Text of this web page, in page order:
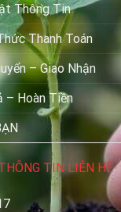
Thông Tin
Thanh Toán
– Giao Nhận
– Hoàn Tiền
TIN LIÊN HỆ